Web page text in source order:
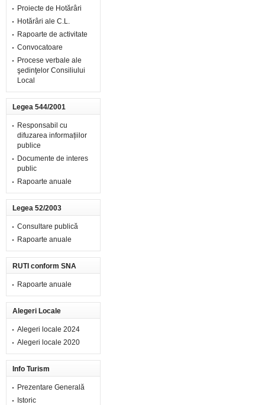
Proiecte de Hotărâri
Hotărâri ale C.L.
Rapoarte de activitate
Convocatoare
Procese verbale ale
şedinţelor Consiliului
Local
Legea 544/2001
Responsabil cu
difuzarea informațiilor
publice
Documente de interes
public
Rapoarte anuale
Legea 52/2003
Consultare publică
Rapoarte anuale
RUTI conform SNA
Rapoarte anuale
Alegeri Locale
Alegeri locale 2024
Alegeri locale 2020
Info Turism
Prezentare Generală
Istoric